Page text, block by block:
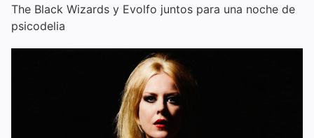
The Black Wizards y Evolfo juntos para una noche de
psicodelia